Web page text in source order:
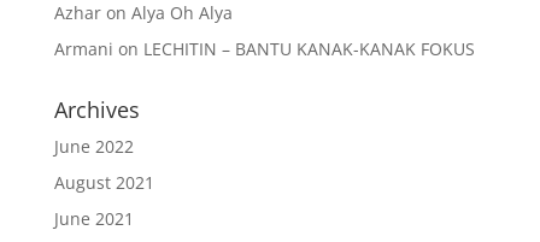
Azharon Alya Oh Alya
Armani on LECHITIN – BANTU KANAK-KANAK FOKUS
Archives
June 2022
August 2021
June 2021